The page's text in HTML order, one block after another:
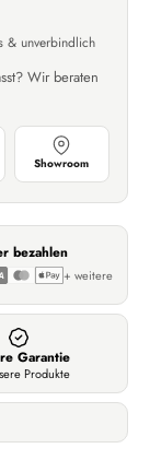
& unverbindlich
Wir beraten
Showroom
bezahlen
+ weitere
Garantie
Produkte